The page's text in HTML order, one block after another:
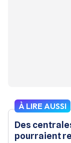
À LIRE AUSSI
Des
pourraient